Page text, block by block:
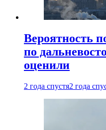
Вероятность
по
оценили
2 года спустя2 года